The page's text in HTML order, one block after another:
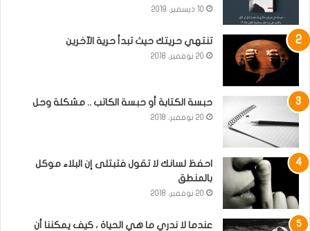
10 ديسمبر، 2019
تنتهي حريتك حيث تبدأ حرية الآخرين
20 نوفمبر، 2018
حبسة الكتابة أو حبسة الكاتب .. مشكلة وحل
20 نوفمبر، 2018
احفظ لسانك لا تقول فتبتلى إن البلاء موكل
بالمنطق
20 نوفمبر، 2018
عندما لا ندري ما هي الحياة ، كيف يمكننا أن